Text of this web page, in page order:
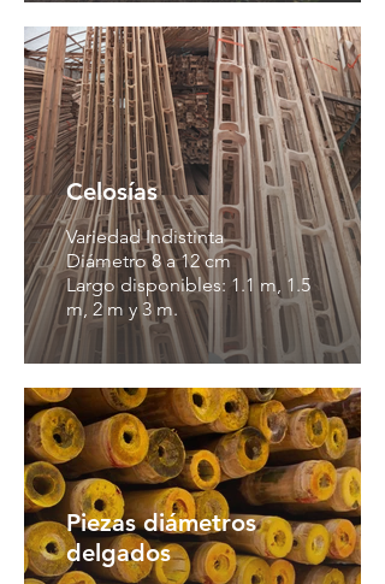
Celosías
Variedad Indistinta
Diámetro 8 a 12 cm
Largo disponibles: 1.1 m, 1.5
m, 2 m y 3 m.
Piezas diámetros
delgados